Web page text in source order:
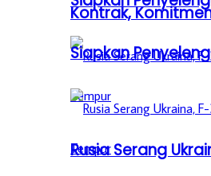
Rusia Serang
Kontrak,
Siapkan